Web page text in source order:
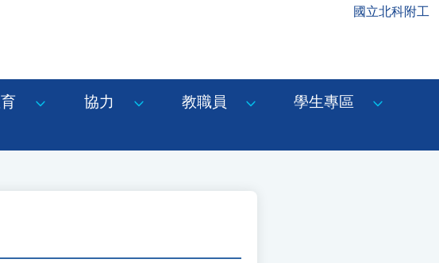
國立北科附工
協力 教職員
學生專區